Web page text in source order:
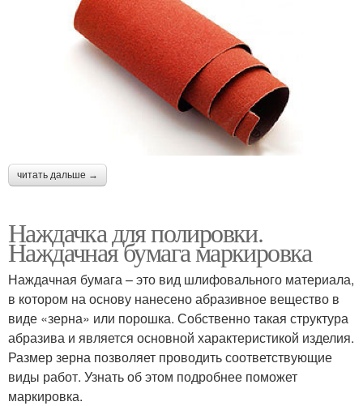
читать дальше →
Наждачка для полировки.
Наждачная бумага маркировка
Наждачная бумага – это вид шлифовального материала,
в котором на основу нанесено абразивное вещество в
виде «зерна» или порошка. Собственно такая структура
абразива и является основной характеристикой изделия.
Размер зерна позволяет проводить соответствующие
виды работ. Узнать об этом подробнее поможет
маркировка.